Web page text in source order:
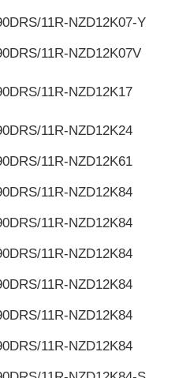
11R-NZD12K07-Y
11R-NZD12K07V
11R-NZD12K17
11R-NZD12K24
11R-NZD12K61
11R-NZD12K84
11R-NZD12K84
11R-NZD12K84
11R-NZD12K84
11R-NZD12K84
11R-NZD12K84